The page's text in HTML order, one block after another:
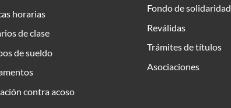
horarias
de clase
de sueldo
contra acoso
Fondo de solidaridad
Reválidas
Trámites de títulos
Asociaciones